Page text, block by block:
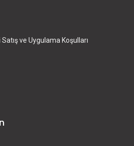
ve Uygulama Koşulları